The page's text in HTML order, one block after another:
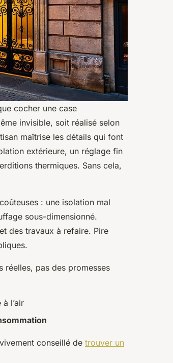
cocher une case
invisible, soit réalisé selon
maîtrise les détails qui font
extérieure, un réglage fin
thermiques. Sans cela,
: une isolation mal
sous-dimensionné.
des travaux à refaire. Pire
réelles, pas des promesses
l’air
conseillé de trouver un